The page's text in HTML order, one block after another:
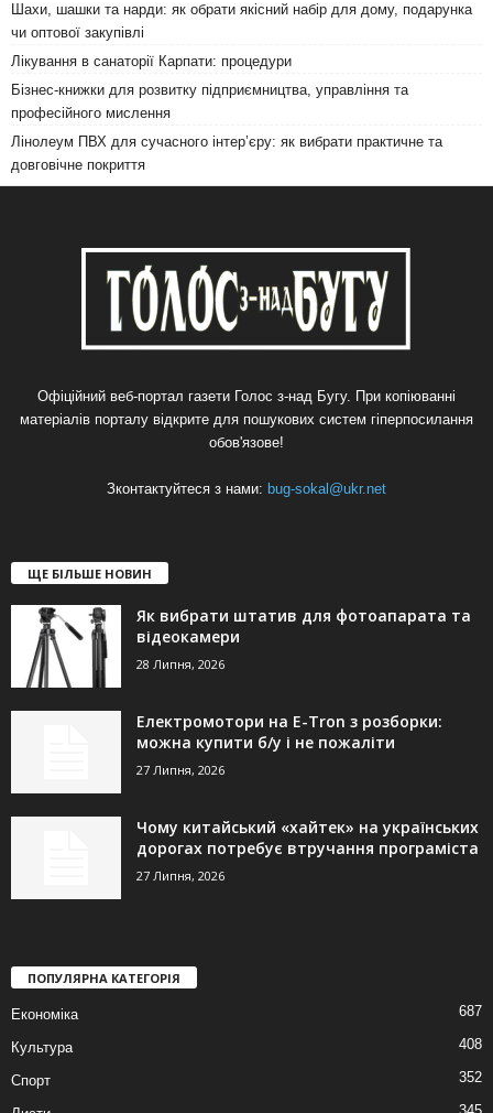
Шахи, шашки та нарди: як обрати якісний набір для дому, подарунка
чи оптової закупівлі
Лікування в санаторії Карпати: процедури
Бізнес-книжки для розвитку підприємництва, управління та
професійного мислення
Лінолеум ПВХ для сучасного інтер’єру: як вибрати практичне та
довговічне покриття
Офіційний веб-портал газети Голос з-над Бугу. При копіюванні
матеріалів порталу відкрите для пошукових систем гіперпосилання
обов'язове!
Зконтактуйтеся з нами: bug-sokal@ukr.net
ЩЕ БІЛЬШЕ НОВИН
Як вибрати штатив для фотоапарата та
відеокамери
28 Липня, 2026
Електромотори на E-Tron з розборки:
можна купити б/у і не пожаліти
27 Липня, 2026
Чому китайський «хайтек» на українських
дорогах потребує втручання програміста
27 Липня, 2026
ПОПУЛЯРНА КАТЕГОРІЯ
Економіка 687
Культура 408
Спорт 352